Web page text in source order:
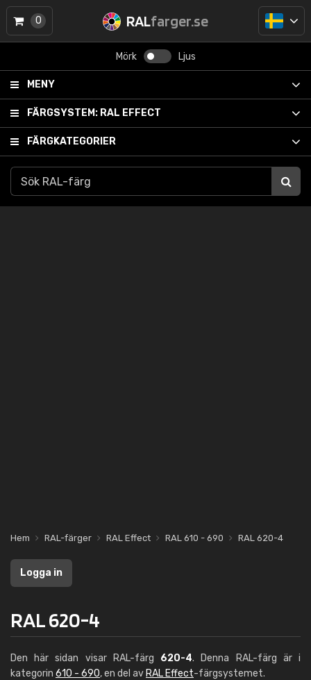
RALfarger.se
Mörk Ljus
MENY
FÄRGSYSTEM: RAL EFFECT
FÄRGKATEGORIER
0
Hem RAL-färger RAL Effect RAL 610 - 690 RAL 620-4
Logga in
RAL 620-4
Den här sidan visar RAL-färg 620-4. Denna RAL-färg är i
kategorin 610 - 690, en del av RAL Effect-färgsystemet.